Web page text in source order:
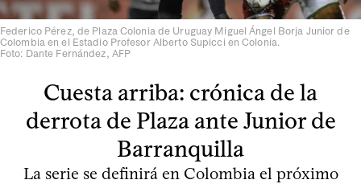
Federico Pérez, de Plaza Colonia de Uruguay Miguel Ángel Borja Junior de
Colombia en el Estadio Profesor Alberto Supicci en Colonia.
Foto: Dante Fernández, AFP
Cuesta arriba: crónica de la
derrota de Plaza ante Junior de
Barranquilla
La serie se definirá en Colombia el próximo